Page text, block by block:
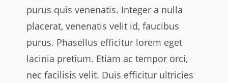
purus quis venenatis. Integer a nulla
placerat, venenatis velit id, faucibus
purus. Phasellus efficitur lorem eget
lacinia pretium. Etiam ac tempor orci,
nec facilisis velit. Duis efficitur ultricies